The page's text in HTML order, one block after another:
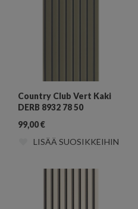
Country Club Vert Kaki
DERB 8932 78 50
99,00€
LISÄÄ SUOSIKKEIHIN